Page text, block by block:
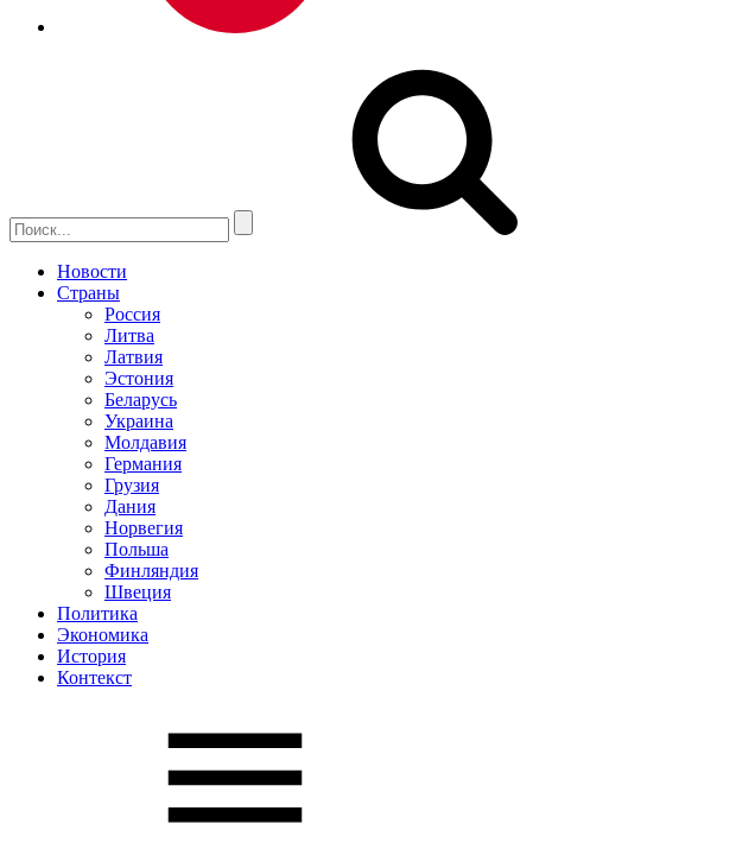
Новости
Страны
Россия
Литва
Латвия
Эстония
Беларусь
Украина
Молдавия
Германия
Грузия
Дания
Норвегия
Польша
Финляндия
Швеция
Политика
Экономика
История
Контекст